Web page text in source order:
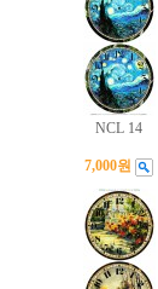
NCL 14
7,000원